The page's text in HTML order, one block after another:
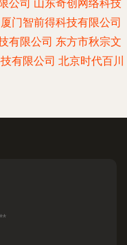
公司 山东奇创网络科技
厦门智前得科技有限公司
有限公司 东方市秋宗文
有限公司 北京时代百川